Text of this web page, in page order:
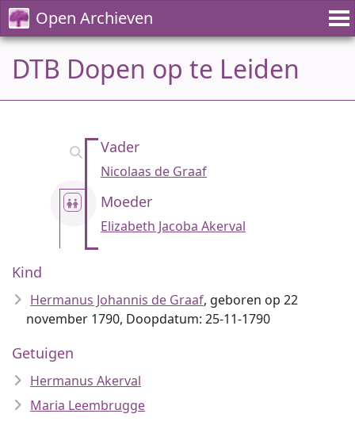
Open Archieven
DTB Dopen op te Leiden
Vader
Nicolaas de Graaf
Moeder
Elizabeth Jacoba Akerval
Kind
Hermanus Johannis de Graaf, geboren op 22
november 1790, Doopdatum: 25-11-1790
Getuigen
Hermanus Akerval
Maria Leembrugge